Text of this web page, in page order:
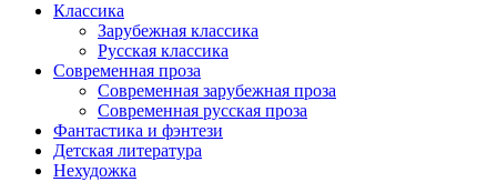
Классика
Зарубежная классика
Русская классика
Современная проза
Современная зарубежная проза
Современная русская проза
Фантастика и фэнтези
Детская литература
Нехудожка